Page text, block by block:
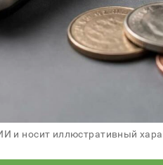
и носит иллюстративный